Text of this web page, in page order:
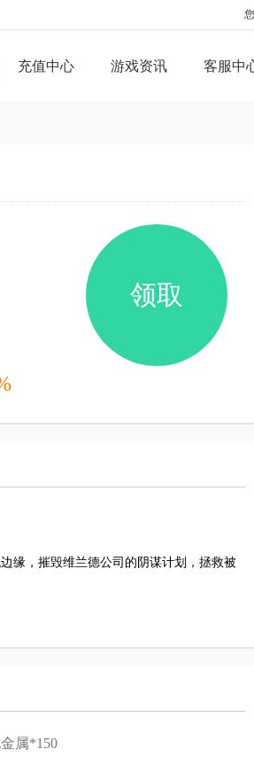
充值中心 游戏资讯 客服中
领取
缘，摧毁维兰德公司的阴谋计划，拯救被
属*150